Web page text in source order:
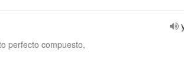
perfecto compuesto,